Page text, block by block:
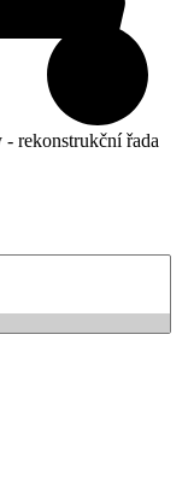
rekonstrukční řada